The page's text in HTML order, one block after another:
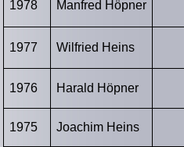
1978 Manfred Höpner
1977 Wilfried Heins
1976 Harald Höpner
1975 Joachim Heins